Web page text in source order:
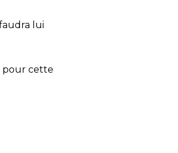
lui
pour cette